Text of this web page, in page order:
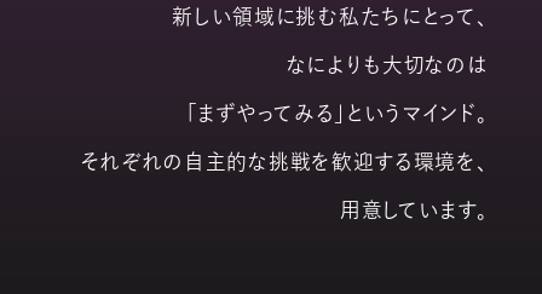
新しい領域に挑む私たちにとって、
なによりも大切なのは
「まずやってみる」というマインド。
それぞれの自主的な挑戦を歓迎する環境を、
用意しています。